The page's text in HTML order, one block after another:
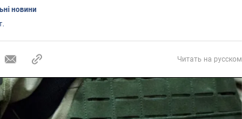
новини
Читать на русском